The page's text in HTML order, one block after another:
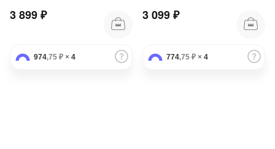
3 899 ₽
974,75 ₽ × 4
3 099 ₽
774,75 ₽ × 4